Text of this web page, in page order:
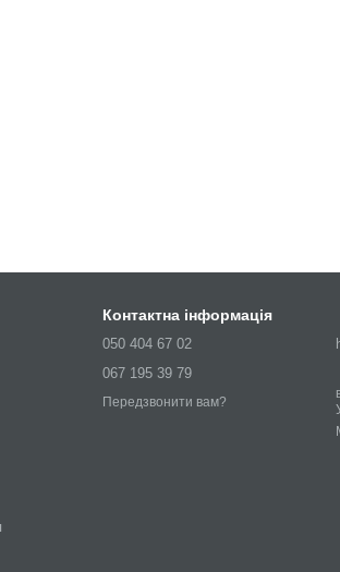
Контактна інформація
050 404 67 02
067 195 39 79
Передзвонити вам?